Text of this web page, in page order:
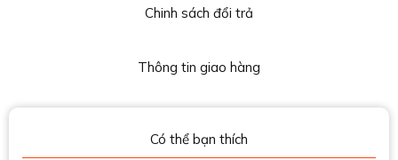
Chinh sách đổi trả
Thông tin giao hàng
Có thể bạn thích